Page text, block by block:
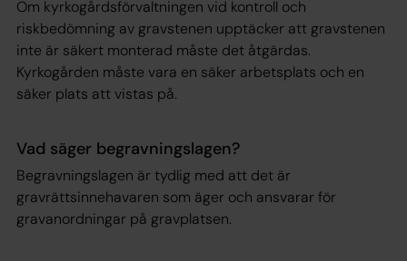
Om kyrkogårdsförvaltningen vid kontroll och
riskbedömning av gravstenen upptäcker att gravstenen
inte är säkert monterad måste det åtgärdas.
Kyrkogården måste vara en säker arbetsplats och en
säker plats att vistas på.
Vad säger begravningslagen?
Begravningslagen är tydlig med att det är
gravrättsinnehavaren som äger och ansvarar för
gravanordningar på gravplatsen.